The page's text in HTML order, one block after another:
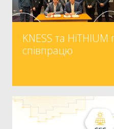
KNESS та
співпрацю